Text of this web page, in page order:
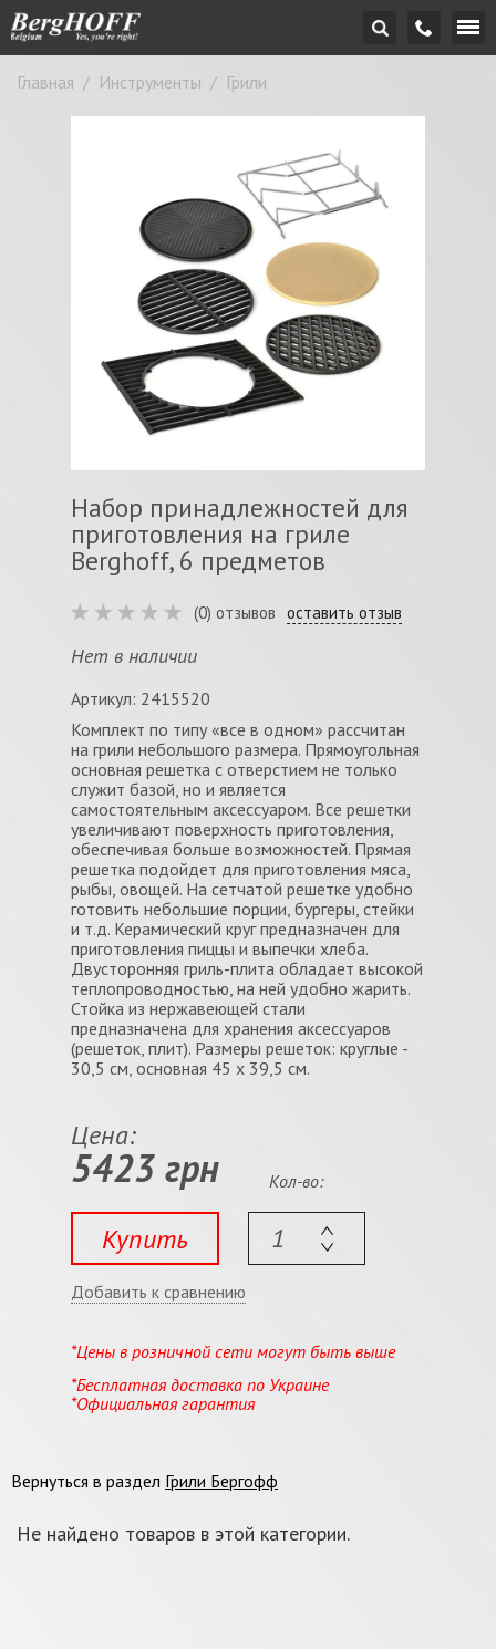
Главная / Инструменты / Грили
Набор принадлежностей для
приготовления на гриле
Berghoff, 6 предметов
(0) отзывов оставить отзыв
Нет в наличии
Артикул: 2415520
Комплект по типу «все в одном» рассчитан
на грили небольшого размера. Прямоугольная
основная решетка с отверстием не только
служит базой, но и является
самостоятельным аксессуаром. Все решетки
увеличивают поверхность приготовления,
обеспечивая больше возможностей. Прямая
решетка подойдет для приготовления мяса,
рыбы, овощей. На сетчатой решетке удобно
готовить небольшие порции, бургеры, стейки
и т.д. Керамический круг предназначен для
приготовления пиццы и выпечки хлеба.
Двусторонняя гриль-плита обладает высокой
теплопроводностью, на ней удобно жарить.
Стойка из нержавеющей стали
предназначена для хранения аксессуаров
(решеток, плит). Размеры решеток: круглые -
30,5 см, основная 45 х 39,5 см.
Цена:
5423 грн
Купить
Кол-во:
Добавить к сравнению
*Цены в розничной сети могут быть выше
*Бесплатная доставка по Украине
*Официальная гарантия
Вернуться в раздел Грили Бергофф
Не найдено товаров в этой категории.